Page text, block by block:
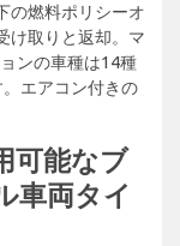
の燃料ポリシーオ
け取りと返却。マ
ンの車種は14種
エアコン付きの
可能なブ
車両タイ